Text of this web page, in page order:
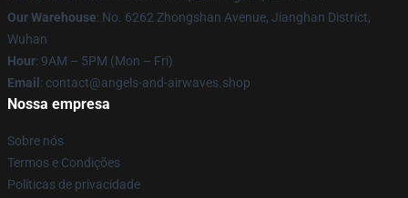
Our Warehouse: No. 6262 Zhongshan Avenue, Jianghan District,
Wuhan
Hour: 9AM – 5PM (Mon – Fri)
Email : contact@angels-and-airwaves.shop
Nossa empresa
Sobre nós
Termos e Condições
Políticas de privacidade